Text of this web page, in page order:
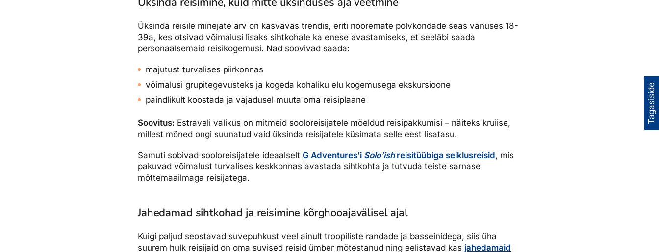
Tagasiside
Üksinda reisile minejate arv on kasvavas trendis, eriti nooremate põlvkondade seas vanuses 18-
39a, kes otsivad võimalusi lisaks sihtkohale ka enese avastamiseks, et seeläbi saada
personaalsemaid reisikogemusi. Nad soovivad saada:
majutust turvalises piirkonnas
võimalusi grupitegevusteks ja kogeda kohaliku elu kogemusega ekskursioone
paindlikult koostada ja vajadusel muuta oma reisiplaane
Soovitus: Estraveli valikus on mitmeid sooloreisijatele mõeldud reisipakkumisi – näiteks kruiise,
millest mõned ongi suunatud vaid üksinda reisijatele küsimata selle eest lisatasu.
Samuti sobivad sooloreisijatele ideaalselt G Adventures’i Solo’ishreisitüübiga seiklusreisid, mis
pakuvad võimalust turvalises keskkonnas avastada sihtkohta ja tutvuda teiste sarnase
mõttemaailmaga reisijatega.
Jahedamad sihtkohad ja reisimine kõrghooajavälisel ajal
Kuigi paljud seostavad suvepuhkust veel ainult troopiliste randade ja basseinidega, siis üha
suurem hulk reisijaid on oma suvised reisid ümber mõtestanud ning eelistavad kas jahedamaid